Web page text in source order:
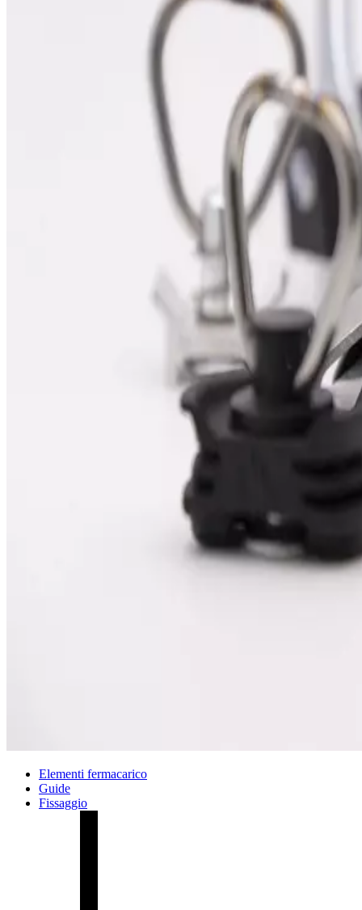
Elementi fermacarico
Guide
Fissaggio